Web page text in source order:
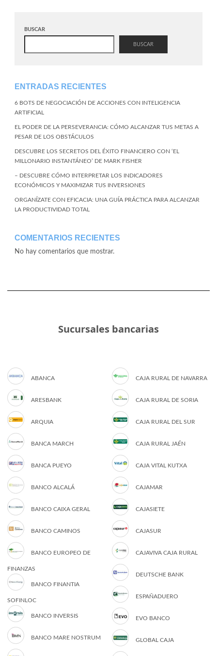
BUSCAR
BUSCAR
ENTRADAS RECIENTES
6 BOTS DE NEGOCIACIÓN DE ACCIONES CON INTELIGENCIA
ARTIFICIAL
EL PODER DE LA PERSEVERANCIA: CÓMO ALCANZAR TUS METAS A
PESAR DE LOS OBSTÁCULOS
DESCUBRE LOS SECRETOS DEL ÉXITO FINANCIERO CON ‘EL
MILLONARIO INSTANTÁNEO’ DE MARK FISHER
– DESCUBRE CÓMO INTERPRETAR LOS INDICADORES
ECONÓMICOS Y MAXIMIZAR TUS INVERSIONES
ORGANÍZATE CON EFICACIA: UNA GUÍA PRÁCTICA PARA ALCANZAR
LA PRODUCTIVIDAD TOTAL
COMENTARIOS RECIENTES
No hay comentarios que mostrar.
Sucursales bancarias
ABANCA
ARESBANK
ARQUIA
BANCA MARCH
BANCA PUEYO
BANCO ALCALÁ
BANCO CAIXA GERAL
BANCO CAMINOS
BANCO EUROPEO DE
FINANZAS
BANCO FINANTIA
SOFINLOC
BANCO INVERSIS
BANCO MARE NOSTRUM
CAJA RURAL DE NAVARRA
CAJA RURAL DE SORIA
CAJA RURAL DEL SUR
CAJA RURAL JAÉN
CAJA VITAL KUTXA
CAJAMAR
CAJASIETE
CAJASUR
CAJAVIVA CAJA RURAL
DEUTSCHE BANK
ESPAÑADUERO
EVO BANCO
GLOBAL CAJA